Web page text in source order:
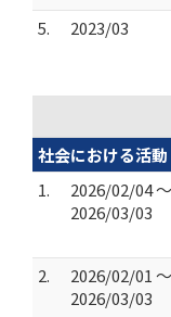
5.
2023/03
社会における活動
1.
2026/02/04 ～
2026/03/03
2.
2026/02/01 ～
2026/03/03